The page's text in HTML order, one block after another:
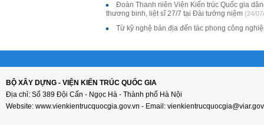
Đoàn Thanh niên Viện Kiến trúc Quốc gia
thương binh, liệt sĩ 27/7 tại Đài tưởng niệm (24/
Từ kỹ nghệ bản địa đến tác phong công
BỘ XÂY DỰNG - VIỆN KIẾN TRÚC QUỐC GIA
Địa chỉ: Số 389 Đội Cấn - Ngọc Hà - Thành phố Hà Nội
Website: www.vienkientrucquocgia.gov.vn - Email: